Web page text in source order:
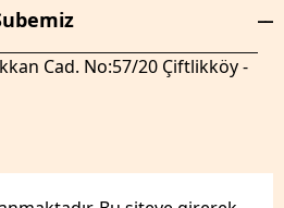
Cad. No:57/20 Çiftlikköy -